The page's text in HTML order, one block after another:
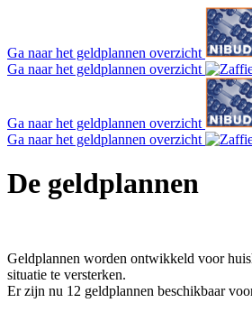
Ga naar het geldplannen overzicht
Ga naar het geldplannen overzicht
Ga naar het geldplannen overzicht
Ga naar het geldplannen overzicht
De geldplannen
Geldplannen worden ontwikkeld voor
situatie te versterken.
Er zijn nu 12 geldplannen beschikbaar